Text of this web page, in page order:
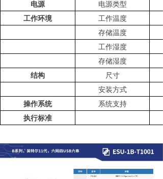
电源
电源类型
工作环境
工作温度
存储温度
工作湿度
存储湿度
结构
尺寸
安装方式
操作系统
系统支持
执行标准